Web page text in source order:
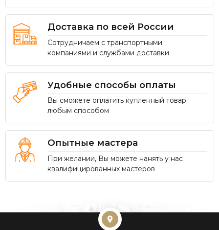
Доставка по всей России
Сотрудничаем с транспортными
компаниями и службами доставки
Удобные способы оплаты
Вы сможете оплатить купленный товар
любым способом
Опытные мастера
При желании, Вы можете нанять у нас
квалифицированных мастеров